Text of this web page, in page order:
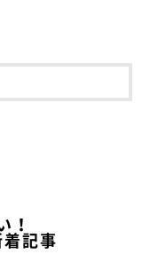
わせる
きの鼻先～お尻まで
◎。
！
着記事